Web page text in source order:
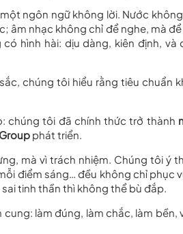
ngôn ngữ không lời. Nước
âm nhạc không chỉ để nghe, mà
hình hài: dịu dàng, kiên định, và
chúng tôi hiểu rằng tiêu chuẩn
chúng tôi đã chính thức trở thành
phát triển.
mà vì trách nhiệm. Chúng tôi ý
điểm sáng… đều không chỉ phục
tinh thần thì không thể bù đắp.
làm đúng, làm chắc, làm